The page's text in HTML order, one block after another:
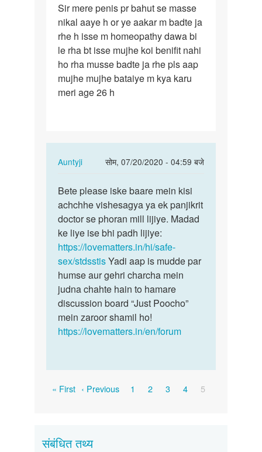
Sir
mere
penis
pr
bahut
se…
Sir mere penis pr bahut se masse
nikal aaye h or ye aakar m badte ja
rhe h isse m homeopathy dawa bi
le rha bt isse mujhe koi benifit nahi
ho rha musse badte ja rhe pls aap
mujhe mujhe bataiye m kya karu
meri age 26 h
Auntyji
सोम, 07/20/2020 - 04:59 बजे
In
to
Sir
mere
penis
pr
bahut
se…
by
अज्ञात
Bete
please
iske
baare
mein…
Bete please iske baare mein kisi
achchhe vishesagya ya ek panjikrit
doctor se phoran mill lijiye. Madad
ke liye ise bhi padh lijiye:
https://lovematters.in/hi/safe-
sex/stdsstisYadi aap is mudde par
humse aur gehri charcha mein
judna chahte hain to hamare
discussion board “Just Poocho”
mein zaroor shamil ho!
https://lovematters.in/en/forum
Pagination
First
« First Previous
‹ Previous Page
1 Page
2 Page
3 Page
4
Current
5
संबंधित तथ्य